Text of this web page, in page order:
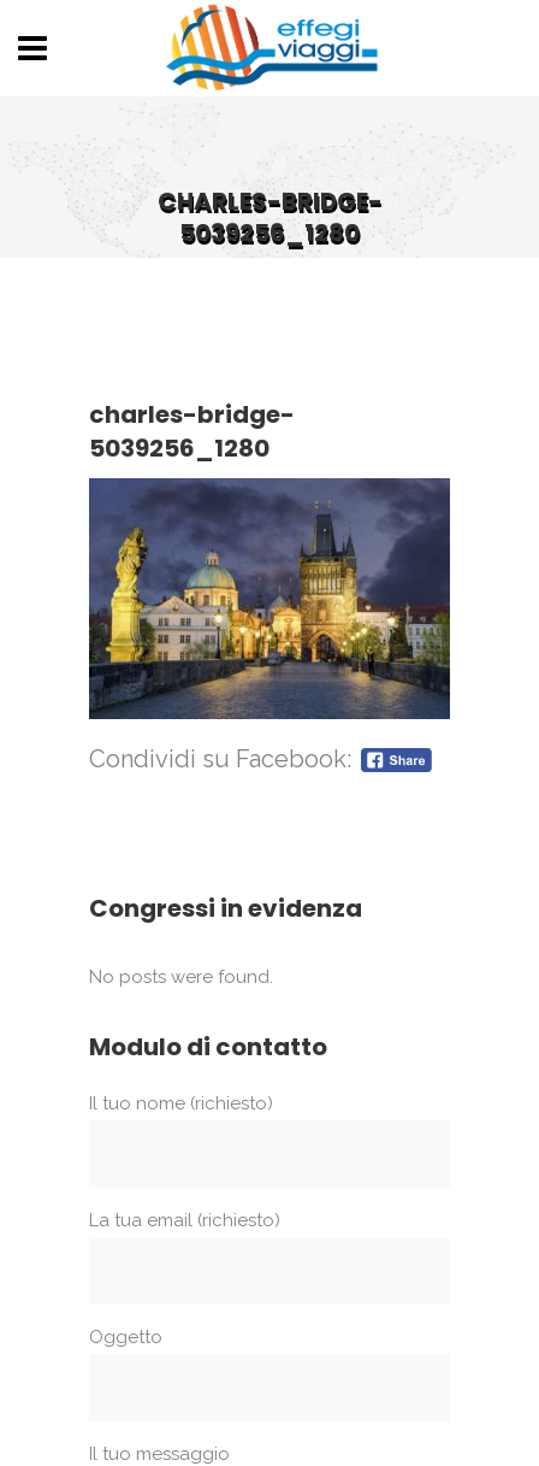
CHARLES-BRIDGE-
5039256_1280
charles-bridge-
5039256_1280
Condividi su Facebook:
Congressi in evidenza
No posts were found.
Modulo di contatto
Il tuo nome (richiesto)
La tua email (richiesto)
Oggetto
Il tuo messaggio